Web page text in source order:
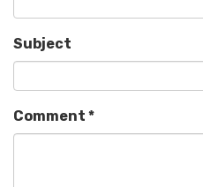
Subject
Comment *